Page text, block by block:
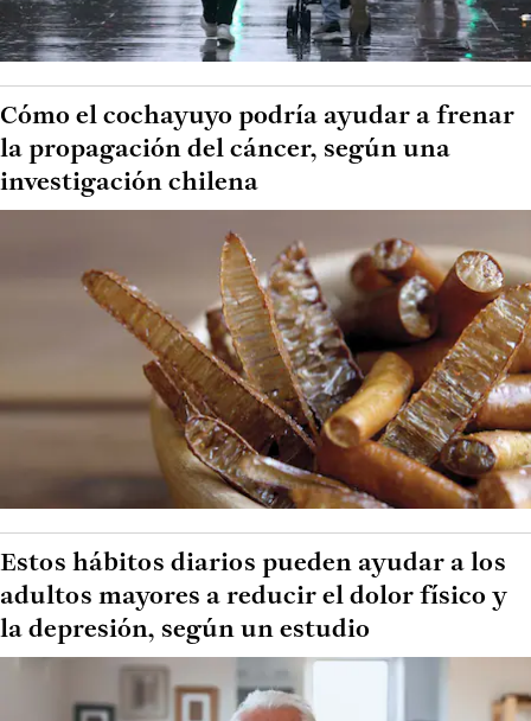
Cómo el cochayuyo podría ayudar a frenar
la propagación del cáncer, según una
investigación chilena
Estos hábitos diarios pueden ayudar a los
adultos mayores a reducir el dolor físico y
la depresión, según un estudio